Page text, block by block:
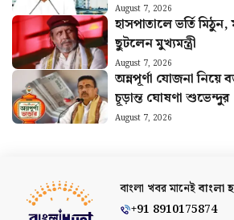
August 7, 2026
হাসপাতালে ভর্তি
ছুটলেন মুখ্যমন্ত্রী
August 7, 2026
অন্নপূর্ণা যোজনা
চূড়ান্ত ঘোষণা শুভেন্দুর
August 7, 2026
বাংলা খবর মানেইবাংলা
+91 8910175874